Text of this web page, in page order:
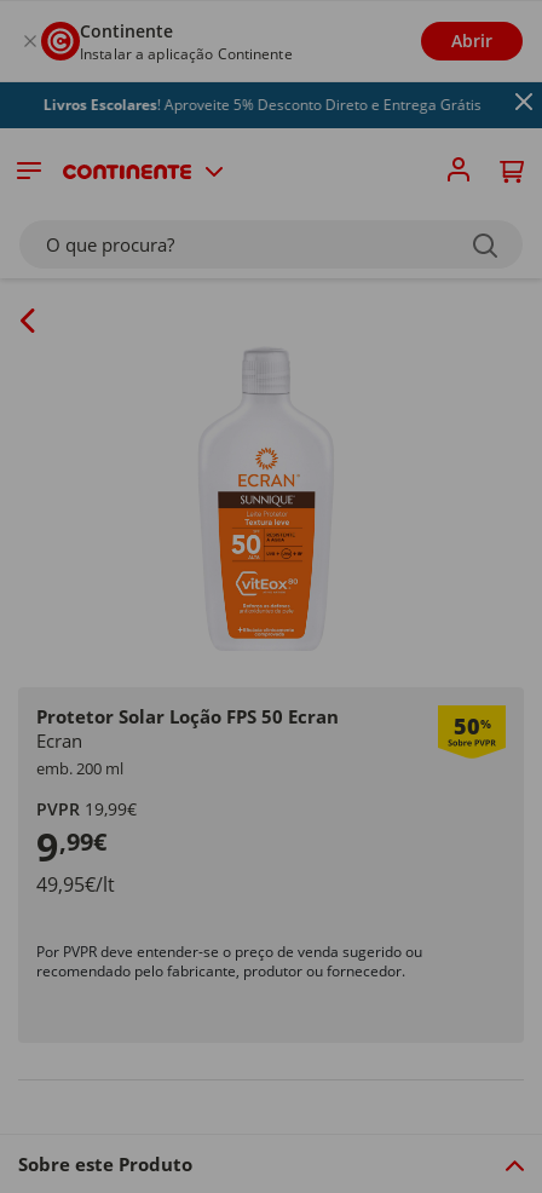
Continente
Instalar a aplicação Continente
Abrir
Livros Escolares! Aproveite 5% Desconto Direto e Entrega Grátis
O que procura?
Protetor Solar Loção FPS 50 Ecran 50%
Ecran
emb. 200 ml
PVPR 19,99€
9,99€
49,95€/lt
Por PVPR deve entender-se o preço de venda sugerido ou
recomendado pelo fabricante, produtor ou fornecedor.
Sobre este Produto